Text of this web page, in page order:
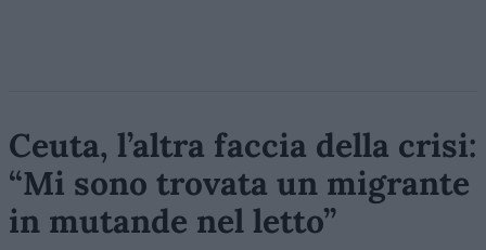
Ceuta, l’altra faccia della crisi:
“Mi sono trovata un migrante
in mutande nel letto”